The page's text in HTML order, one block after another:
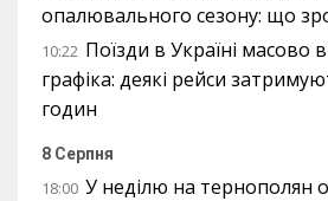
опалювального сезону: що
10:22 Поїзди в Україні масово
графіка: деякі рейси
годин
8 Серпня
18:00 У неділю на тернополян